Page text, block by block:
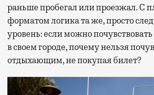
раньше пробегал или проезжал. С
форматом логика та же, просто
уровень: если можно
в своем городе, почему нельзя
отдыхающим, не покупая билет?